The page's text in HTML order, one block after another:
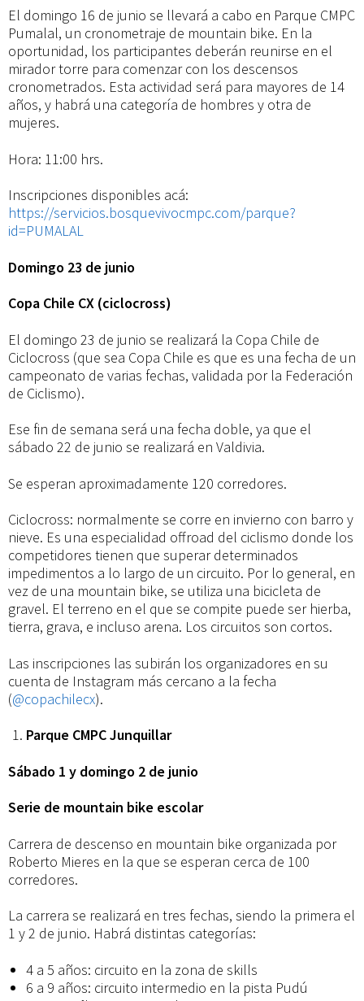
El domingo 16 de junio se llevará a cabo en Parque CMPC
Pumalal, un cronometraje de mountain bike. En la
oportunidad, los participantes deberán reunirse en el
mirador torre para comenzar con los descensos
cronometrados. Esta actividad será para mayores de 14
años, y habrá una categoría de hombres y otra de
mujeres.
Hora: 11:00 hrs.
Inscripciones disponibles acá:
https://servicios.bosquevivocmpc.com/parque?
id=PUMALAL
Domingo 23 de junio
Copa Chile CX (ciclocross)
El domingo 23 de junio se realizará la Copa Chile de
Ciclocross (que sea Copa Chile es que es una fecha de un
campeonato de varias fechas, validada por la Federación
de Ciclismo).
Ese fin de semana será una fecha doble, ya que el
sábado 22 de junio se realizará en Valdivia.
Se esperan aproximadamente 120 corredores.
Ciclocross: normalmente se corre en invierno con barro y
nieve. Es una especialidad offroad del ciclismo donde los
competidores tienen que superar determinados
impedimentos a lo largo de un circuito. Por lo general, en
vez de una mountain bike, se utiliza una bicicleta de
gravel. El terreno en el que se compite puede ser hierba,
tierra, grava, e incluso arena. Los circuitos son cortos.
Las inscripciones las subirán los organizadores en su
cuenta de Instagram más cercano a la fecha
(@copachilecx).
Parque CMPC Junquillar
Sábado 1 y domingo 2 de junio
Serie de mountain bike escolar
Carrera de descenso en mountain bike organizada por
Roberto Mieres en la que se esperan cerca de 100
corredores.
La carrera se realizará en tres fechas, siendo la primera el
1 y 2 de junio. Habrá distintas categorías:
4 a 5 años: circuito en la zona de skills
6 a 9 años: circuito intermedio en la pista Pudú